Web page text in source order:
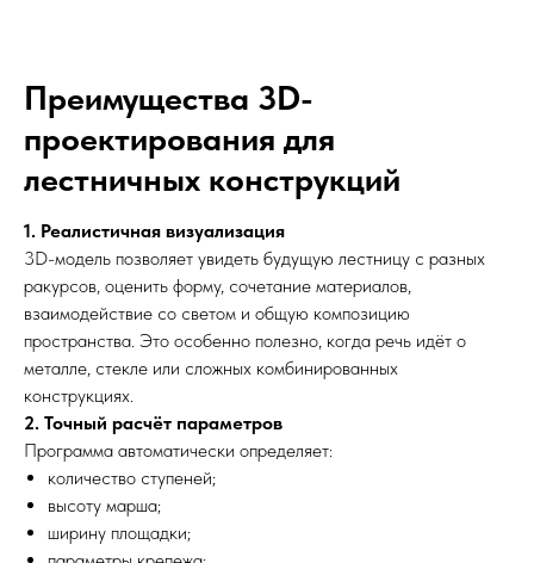
Преимущества 3D-
проектирования для
лестничных конструкций
1. Реалистичная визуализация
3D-модель позволяет увидеть будущую лестницу с разных
ракурсов, оценить форму, сочетание материалов,
взаимодействие со светом и общую композицию
пространства. Это особенно полезно, когда речь идёт о
металле, стекле или сложных комбинированных
конструкциях.
2. Точный расчёт параметров
Программа автоматически определяет:
количество ступеней;
высоту марша;
ширину площадки;